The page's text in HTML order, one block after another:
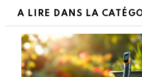
A LIRE DANS LA